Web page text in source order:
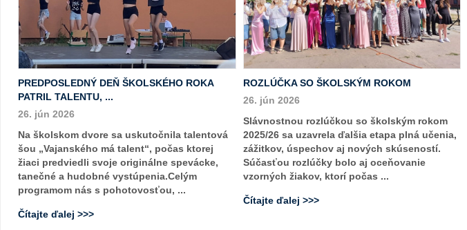
PREDPOSLEDNÝ DEŇ ŠKOLSKÉHO ROKA
PATRIL TALENTU, ...
26. jún 2026
Na školskom dvore sa uskutočnila talentová
šou „Vajanského má talent“, počas ktorej
žiaci predviedli svoje originálne spevácke,
tanečné a hudobné vystúpenia.Celým
programom nás s pohotovosťou, ...
Čítajte ďalej >>>
ROZLÚČKA SO ŠKOLSKÝM ROKOM
26. jún 2026
Slávnostnou rozlúčkou so školským rokom
2025/26 sa uzavrela ďalšia etapa plná učenia,
zážitkov, úspechov aj nových skúseností.
Súčasťou rozlúčky bolo aj oceňovanie
vzorných žiakov, ktorí počas ...
Čítajte ďalej >>>